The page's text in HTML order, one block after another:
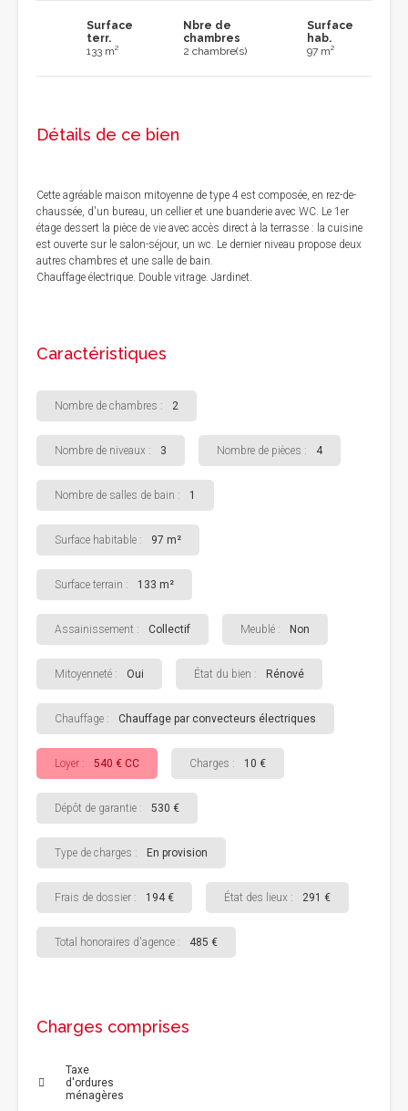
Surface
terr.
133 m²
Nbre de
chambres
2 chambre(s)
Surface
hab.
97 m²
Détails de ce bien
Cette agréable maison mitoyenne de type 4 est composée, en rez-de-
chaussée, d'un bureau, un cellier et une buanderie avec WC. Le 1er
étage dessert la pièce de vie avec accès direct à la terrasse : la cuisine
est ouverte sur le salon-séjour, un wc. Le dernier niveau propose deux
autres chambres et une salle de bain.
Chauffage électrique. Double vitrage. Jardinet.
Caractéristiques
Nombre de chambres : 2
Nombre de niveaux : 3 Nombre de pièces : 4
Nombre de salles de bain : 1
Surface habitable : 97 m²
Surface terrain : 133 m²
Assainissement : Collectif Meublé : Non
Mitoyenneté : Oui État du bien : Rénové
Chauffage : Chauffage par convecteurs électriques
Loyer : 540 € CC Charges : 10 €
Dépôt de garantie : 530 €
Type de charges : En provision
Frais de dossier : 194 € État des lieux : 291 €
Total honoraires d'agence : 485 €
Charges comprises
Taxe
d'ordures
ménagères